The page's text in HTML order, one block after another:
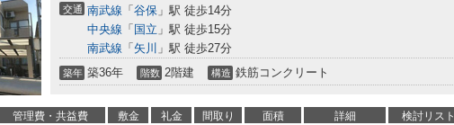
交通 南武線 「 谷保 」駅 徒歩14分
中央線 「 国立 」駅 徒歩15分
南武線 「 矢川 」駅 徒歩27分
築年 築36年 階数 2階建 構造 鉄筋コンクリート
管理費・共益費 敷金 礼金 間取り 面積 詳細
検討リスト